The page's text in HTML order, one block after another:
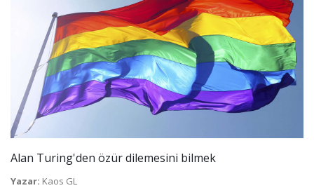
Alan Turing'den özür dilemesini bilmek
Yazar: Kaos GL